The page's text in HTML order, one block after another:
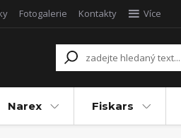
Fotogalerie Kontakty Více
Narex Fiskars